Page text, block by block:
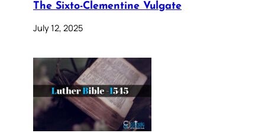
The Sixto-Clementine Vulgate
July 12, 2025